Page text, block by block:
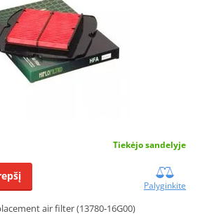
Tiekėjo sandelyje
Palyginkite
air filter (13780-16G00)